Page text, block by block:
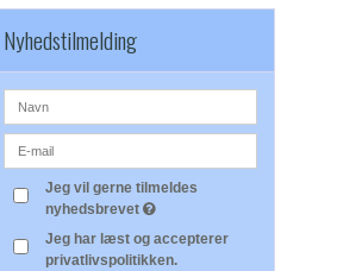
Nyhedstilmelding
Jeg vil gerne tilmeldes
nyhedsbrevet
Jeg har læst og accepterer
privatlivspolitikken.